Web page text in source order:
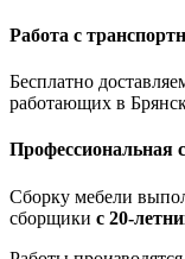
Работа с
Бесплатно
работающих в
Профессиональная
Сборку мебели
сборщики с 20-